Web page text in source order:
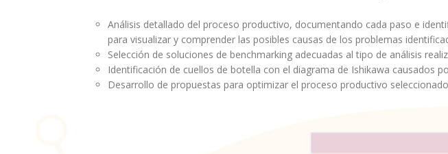
Análisis detallado del proceso productivo, documentando cada paso e
para visualizar y comprender las posibles causas de los problemas
Selección de soluciones de benchmarking adecuadas al tipo de análisis
Identificación de cuellos de botella con el diagrama de Ishikawa causados
Desarrollo de propuestas para optimizar el proceso productivo